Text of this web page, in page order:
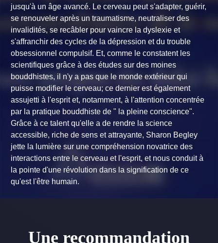
jusqu'à un âge avancé. Le cerveau peut s'adapter, guérir,
se renouveler après un traumatisme, neutraliser des
invalidités, se recâbler pour vaincre la dyslexie et
s'affranchir des cycles de la dépression et du trouble
obsessionnel compulsif. Et, comme le constatent les
scientifiques grâce à des études sur des moines
bouddhistes, il n'y a pas que le monde extérieur qui
puisse modifier le cerveau; ce dernier est également
assujetti à l'esprit et, notamment, à l'attention concentrée
par la pratique bouddhiste de " la pleine conscience".
Grâce à ce talent qu'elle a de rendre la science
accessible, riche de sens et attrayante, Sharon Begley
jette la lumière sur une compréhension novatrice des
interactions entre le cerveau et l'esprit, et nous conduit à
la pointe d'une révolution dans la signification de ce
qu'est l'être humain.
Une recommandation